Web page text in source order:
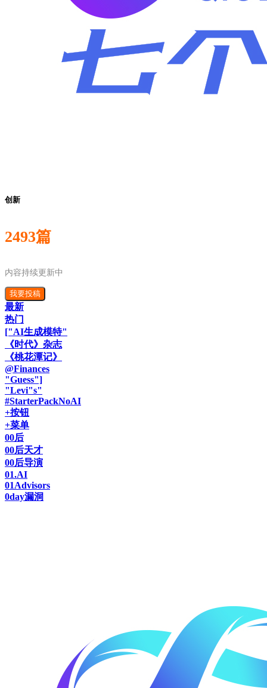
创新
2493篇
内容持续更新中
我要投稿
最新
热门
["AI生成模特"
《时代》杂志
《桃花潭记》
@Finances
"Guess"]
"Levi"s"
#StarterPackNoAI
+按钮
+菜单
00后
00后天才
00后导演
01.AI
01Advisors
0day漏洞